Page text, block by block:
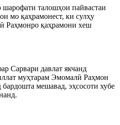
талошҳои пайвастаи
мо қаҳрамонест, ки сулҳу
Раҳмонро қаҳрамони хеш
Сарвари давлат якчанд
муҳтарам Эмомалӣ Раҳмон
мешавад, эҳсосоти хубе